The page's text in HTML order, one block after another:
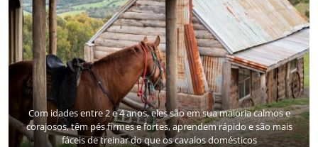
Com idades entre 2 e 4 anos, eles são em sua maioria calmos e
corajosos, têm pés firmes e fortes, aprendem rápido e são mais
fáceis de treinar do que os cavalos domésticos